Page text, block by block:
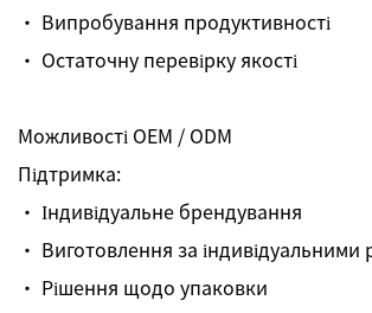
· Випробування продуктивності
· Остаточну перевірку якості
Можливості OEM / ODM
Підтримка:
· Індивідуальне брендування
· Виготовлення за індивідуальними
· Рішення щодо упаковки